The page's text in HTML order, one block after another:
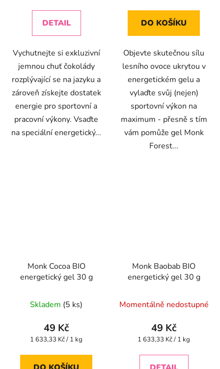
DETAIL
Vychutnejte si exkluzivní
jemnou chuť čokolády
rozplývající se na jazyku a
zároveň získejte dostatek
energie pro sportovní a
pracovní výkony. Vsaďte
na speciální energetický...
DO KOŠÍKU
Objevte skutečnou sílu
lesního ovoce ukrytou v
energetickém gelu a
vylaďte svůj (nejen)
sportovní výkon na
maximum - přesně s tím
vám pomůže gel Monk
Forest...
Monk Cocoa BIO
energetický gel 30 g
Skladem (5 ks)
49 Kč
Měrná
1 633,33 Kč / 1 kg
Monk Baobab BIO
energetický gel 30 g
Momentálně nedostupné
49 Kč
Měrná
1 633,33 Kč / 1 kg